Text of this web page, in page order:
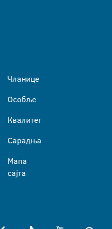
Чланице
Особље
Квалитет
Сарадња
Мапа
сајта